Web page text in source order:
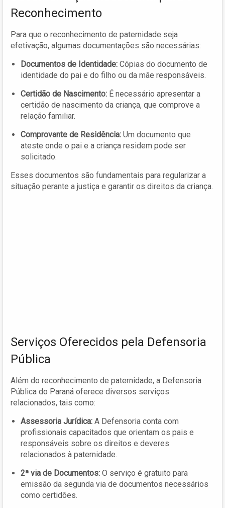
Reconhecimento
Para que o reconhecimento de paternidade seja
efetivação, algumas documentações são necessárias:
Documentos de Identidade: Cópias do documento de
identidade do pai e do filho ou da mãe responsáveis.
Certidão de Nascimento: É necessário apresentar a
certidão de nascimento da criança, que comprove a
relação familiar.
Comprovante de Residência: Um documento que
ateste onde o pai e a criança residem pode ser
solicitado.
Esses documentos são fundamentais para regularizar a
situação perante a justiça e garantir os direitos da criança.
Serviços Oferecidos pela Defensoria
Pública
Além do reconhecimento de paternidade, a Defensoria
Pública do Paraná oferece diversos serviços
relacionados, tais como:
Assessoria Jurídica: A Defensoria conta com
profissionais capacitados que orientam os pais e
responsáveis sobre os direitos e deveres
relacionados à paternidade.
2ª via de Documentos: O serviço é gratuito para
emissão da segunda via de documentos necessários
como certidões.